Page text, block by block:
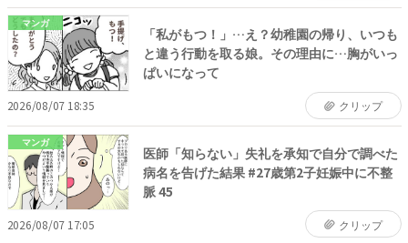
マンガ
「私がもつ！」…え？幼稚園の帰り、いつも
と違う行動を取る娘。その理由に…胸がいっ
ぱいになって
2026/08/07 18:35 クリップ
マンガ
医師「知らない」失礼を承知で自分で調べた
病名を告げた結果 #27歳第2子妊娠中に不整
脈 45
2026/08/07 17:05 クリップ